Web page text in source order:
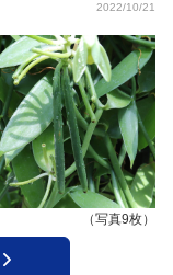
2022/10/21
（写真9枚）